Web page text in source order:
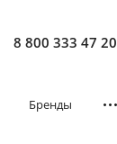
8 800 333 47 20
Бренды